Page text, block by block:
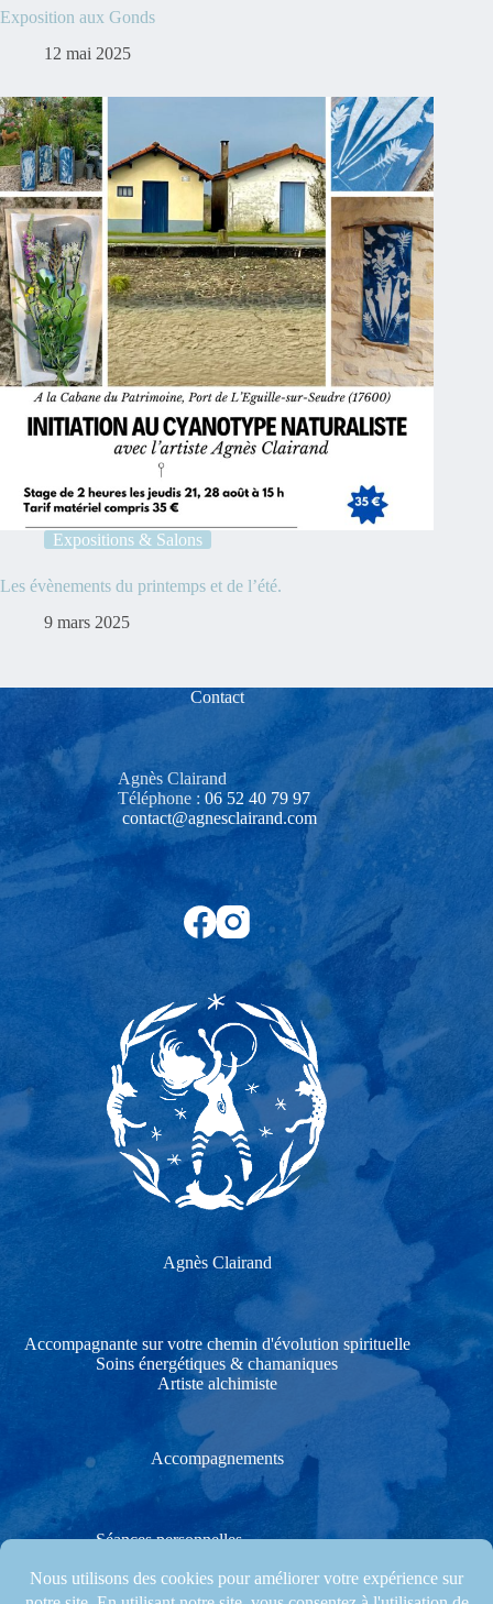
Exposition aux Gonds
12 mai 2025
Expositions & Salons
Les évènements du printemps et de l’été.
9 mars 2025
Contact
Agnès Clairand
Téléphone : 06 52 40 79 97‬
contact@agnesclairand.com
Agnès Clairand
Accompagnante sur votre chemin d'évolution spirituelle
Soins énergétiques & chamaniques
Artiste alchimiste
Accompagnements
Séances personnelles
Stages créatifs & Cérémonies